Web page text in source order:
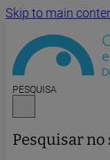
Skip to main
PESQUISA
Pesquisar no